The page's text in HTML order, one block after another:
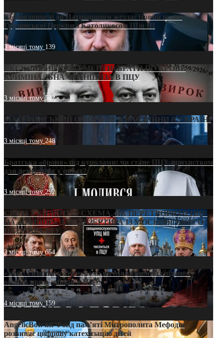
Від віолончелі до Патріаршого жезла: Новий шлях
Грузинської Церкви з Католикосом Шіо III
3 місяці тому 139
ЕКСКЛЮЗИВ (ДОКУМЕНТИ)/БРАТИ ПО КРОВІ:
КРИМІНАЛЬНА ФРАНШИЗА В ПЦУ
3 місяці тому542
МАТЕРИНСЬКИЙ ОМОРФОР В ЧАС ВІЙНИ В УКРАЇНІ
3 місяці тому248
Братська «броня» під куполами: чи стане ПЦУ прихистком
для дезертирів у рясах?
3 місяці тому292
СВЯТІ УХИЛЯНТИ: СХЕМА, ЯК ПЕРЕТВОРИТИ ПЦУ
НА «ОФШОР» ДЛЯ ДЕЗЕРТИРА ІЗ МОСКОВСЬКОГО
ПАТРІАРХАТУ
3 місяці тому654
«Кейс Тихона» у Тернополі: як Молитовний сніданок
оголив кризу довіри в ПЦУ
4 місяці тому159
AngelicBot: як Фонд пам’яті Митрополита Мефодія
розвиває цифрову катехизацію дітей